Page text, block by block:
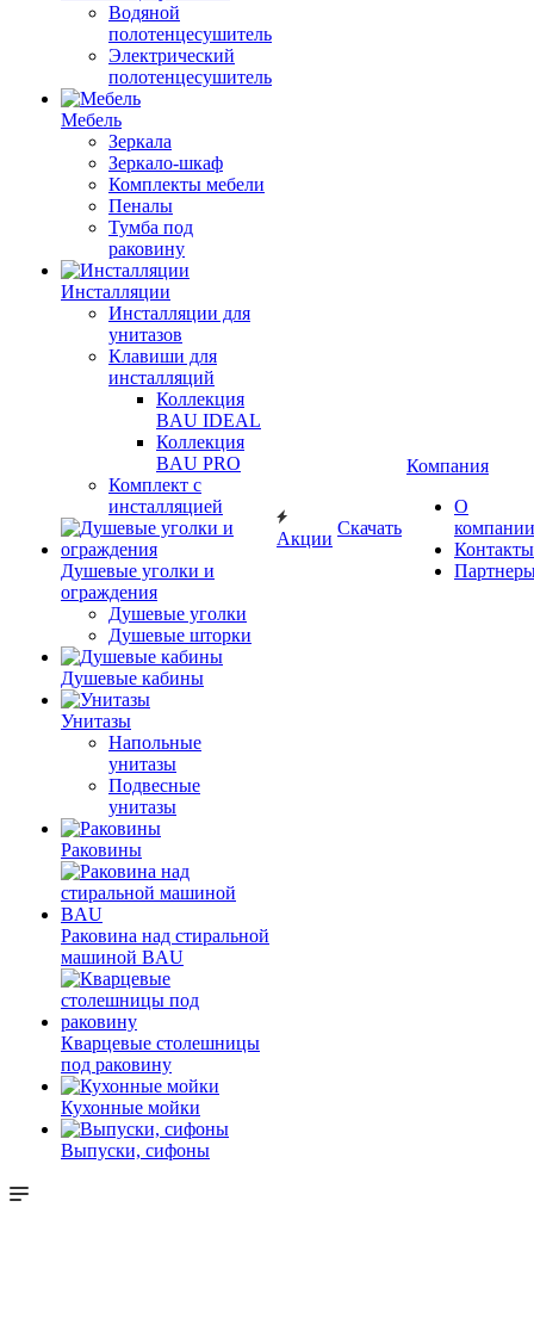
Водяной
полотенцесушитель
Электрический
полотенцесушитель
Мебель
Зеркала
Зеркало-шкаф
Комплекты мебели
Пеналы
Тумба под
раковину
Инсталляции
Инсталляции для
унитазов
Клавиши для
инсталляций
Коллекция
BAU IDEAL
Коллекция
BAU PRO
Комплект с
инсталляцией
Душевые уголки и
ограждения
Душевые уголки
Душевые шторки
Душевые кабины
Унитазы
Напольные
унитазы
Подвесные
унитазы
Раковины
Раковина над стиральной
машиной BAU
Кварцевые столешницы
под раковину
Кухонные мойки
Выпуски, сифоны
Акции
Скачать
Компания
О
компании
Контакты